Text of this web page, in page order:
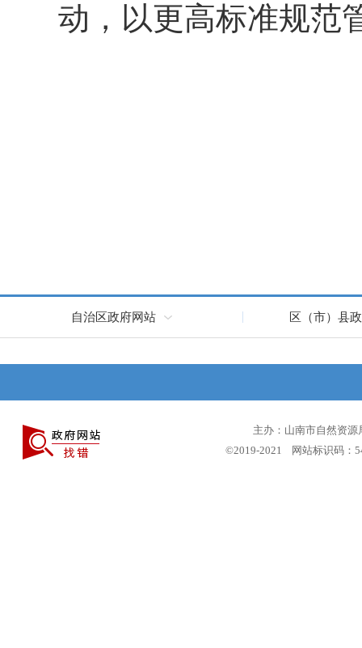
动，以更高标准规范
自治区政府网站 区（市）县
主办：山南市自然资
©2019-2021 网站标识码：